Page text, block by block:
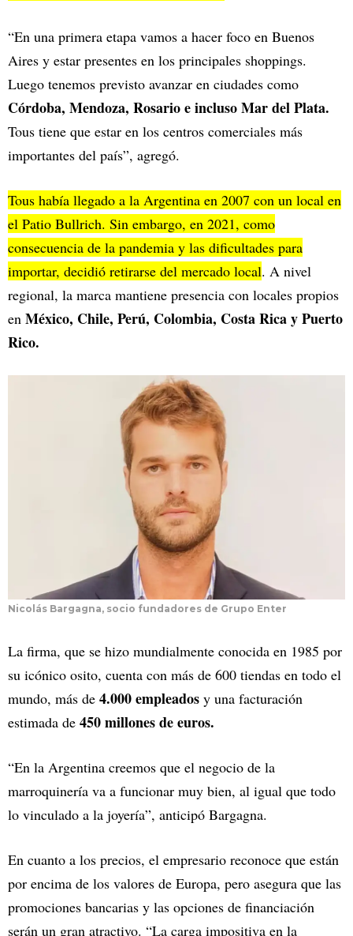
“En una primera etapa vamos a hacer foco en Buenos
Aires y estar presentes en los principales shoppings.
Luego tenemos previsto avanzar en ciudades como
Córdoba, Mendoza, Rosario e incluso Mar del Plata.
Tous tiene que estar en los centros comerciales más
importantes del país”, agregó.
Tous había llegado a la Argentina en 2007 con un local en
el Patio Bullrich. Sin embargo, en 2021, como
consecuencia de la pandemia y las dificultades para
importar, decidió retirarse del mercado local. A nivel
regional, la marca mantiene presencia con locales propios
en México, Chile, Perú, Colombia, Costa Rica y Puerto
Rico.
Nicolás Bargagna, socio fundadores de Grupo Enter
La firma, que se hizo mundialmente conocida en 1985 por
su icónico osito, cuenta con más de 600 tiendas en todo el
mundo, más de 4.000 empleados y una facturación
estimada de 450 millones de euros.
“En la Argentina creemos que el negocio de la
marroquinería va a funcionar muy bien, al igual que todo
lo vinculado a la joyería”, anticipó Bargagna.
En cuanto a los precios, el empresario reconoce que están
por encima de los valores de Europa, pero asegura que las
promociones bancarias y las opciones de financiación
serán un gran atractivo. “La carga impositiva en la